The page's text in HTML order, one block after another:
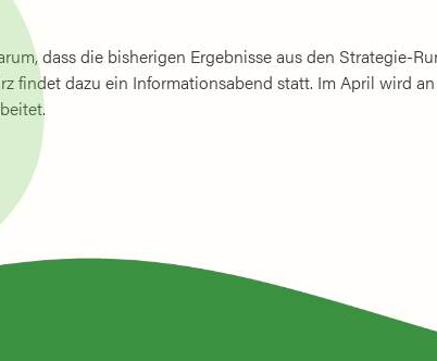
dass die bisherigen Ergebnisse aus den Strategie-
findet dazu ein Informationsabend statt. Im April wird